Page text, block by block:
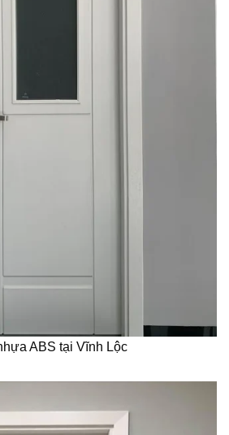
ABS tại Vĩnh Lộc